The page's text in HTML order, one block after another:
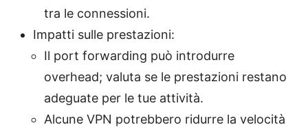
tra le connessioni.
Impatti sulle prestazioni:
Il port forwarding può introdurre
overhead; valuta se le prestazioni restano
adeguate per le tue attività.
Alcune VPN potrebbero ridurre la velocità